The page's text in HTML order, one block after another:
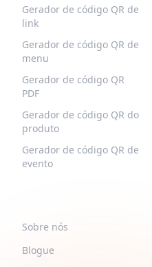
Gerador de código QR de
link
Gerador de código QR de
menu
Gerador de código QR
PDF
Gerador de código QR do
produto
Gerador de código QR de
evento
Sobre nós
Blogue